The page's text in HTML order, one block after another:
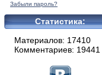
Забыли пароль?
Статистика:
Материалов: 17410
Комментариев: 19441